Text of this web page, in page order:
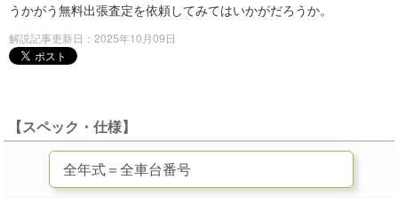
うかがう無料出張査定を依頼してみてはいかがだろうか。
解説記事更新日：2025年10月09日
【スペック・仕様】